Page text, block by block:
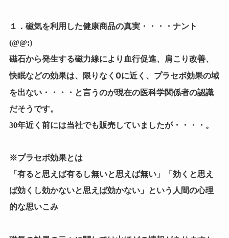
１．磁気を利用した健康商品の真実・・・・ナント
(@@;)
磁石から発生する磁力線により血行促進、肩こり改善、
快眠などの効果は、
限りなく0に近く、プラセボ効果の域
を出ない・・・・と言うのが現在の医科学関係者の認識
だそうです。
30年近く前には当社でも販売していましたが・・・・。
※プラセボ効果とは
「有ると思えば有るし無いと思えば無い」「効くと思え
ば効くし効かないと思えば効かない」という人間の心理
的な思いこみ